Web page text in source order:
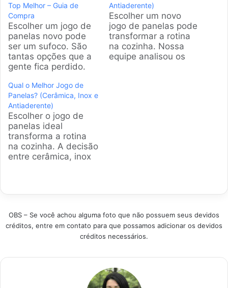
Top Melhor – Guia de
Compra
Escolher um jogo de
panelas novo pode
ser um sufoco. São
tantas opções que a
gente fica perdido.
preparamos este guia
completo para você
encontrar o conjunto
antiaderente perfeito,
sem grude na comida
e fácil de limpar. Bora
cozinhar? Produtos
em Destaque Como
Antiaderente)
Escolher um novo
jogo de panelas pode
transformar a rotina
na cozinha. Nossa
equipe analisou os
Qual o Melhor Jogo de
Panelas? (Cerâmica, Inox e
Antiaderente)
Escolher o jogo de
panelas ideal
transforma a rotina
na cozinha. A decisão
entre cerâmica, inox
alimentos e na
Analisamos os
modelos mais
importante tarefa
OBS – Se você achou alguma foto que não possuem seus devidos
créditos, entre em contato para que possamos adicionar os devidos
créditos necessários.